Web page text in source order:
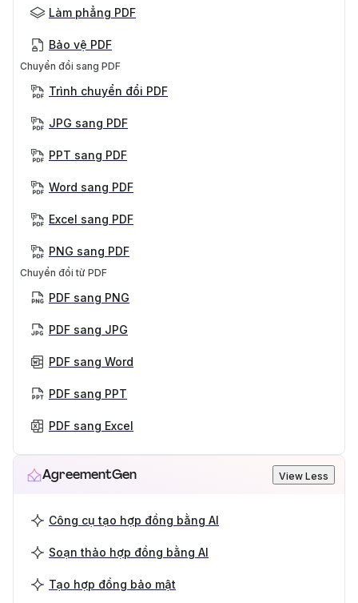
Làm phẳng PDF
Bảo vệ PDF
Chuyển đổi sang PDF
Trình chuyển đổi PDF
JPG sang PDF
PPT sang PDF
Word sang PDF
Excel sang PDF
PNG sang PDF
Chuyển đổi từ PDF
PDF sang PNG
PDF sang JPG
PDF sang Word
PDF sang PPT
PDF sang Excel
AgreementGen View Less
Công cụ tạo hợp đồng bằng AI
Soạn thảo hợp đồng bằng AI
Tạo hợp đồng bảo mật